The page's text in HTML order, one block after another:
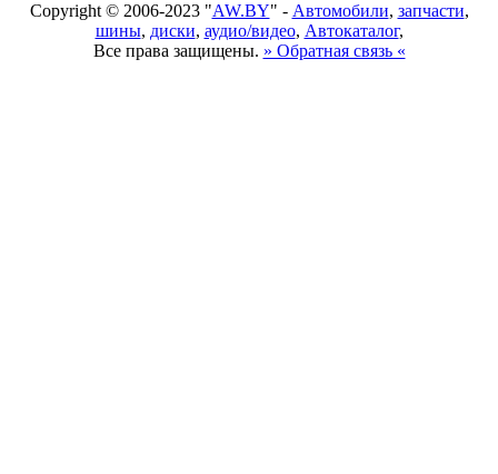
Copyright © 2006-2023 "AW.BY" - Автомобили, запчасти,
шины, диски, аудио/видео, Автокаталог,
Все права защищены. » Обратная связь «